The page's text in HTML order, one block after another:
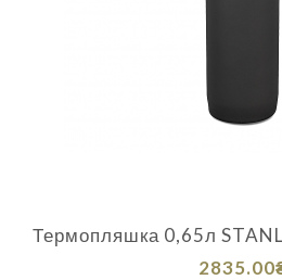
Термопляшка 0,65л